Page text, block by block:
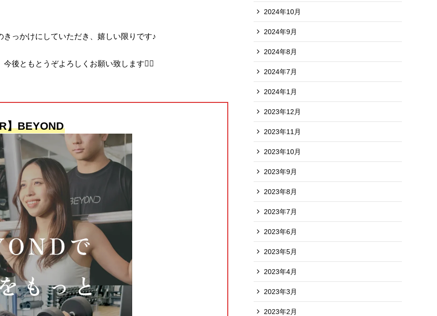
っかけにしていただき、嬉しい限りです♪
後ともとうぞよろしくお願い致します🙇‍♂️
】BEYOND
2024年10月
2024年9月
2024年8月
2024年7月
2024年1月
2023年12月
2023年11月
2023年10月
2023年9月
2023年8月
2023年7月
2023年6月
2023年5月
2023年4月
2023年3月
2023年2月